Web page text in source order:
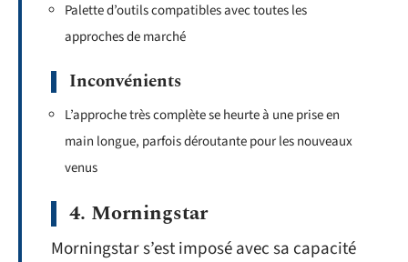
Palette d’outils compatibles avec toutes les
approches de marché
Inconvénients
L’approche très complète se heurte à une prise en
main longue, parfois déroutante pour les nouveaux
venus
4. Morningstar
Morningstar s’est imposé avec sa capacité